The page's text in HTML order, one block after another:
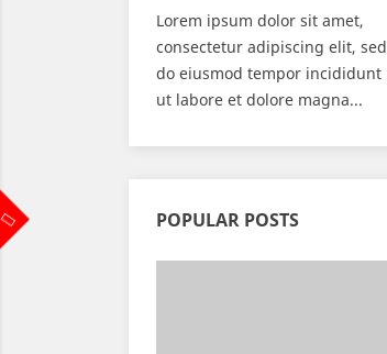
Lorem ipsum dolor sit amet,
consectetur adipiscing elit, sed
do eiusmod tempor incididunt
ut labore et dolore magna...
POPULAR POSTS